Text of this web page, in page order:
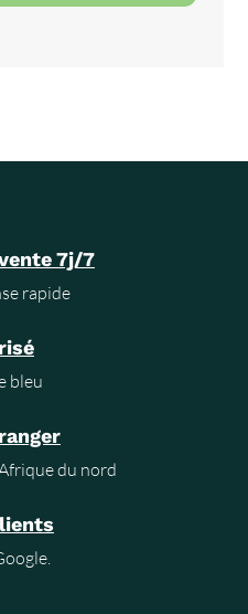
7j/7
rapide
bleu
du nord